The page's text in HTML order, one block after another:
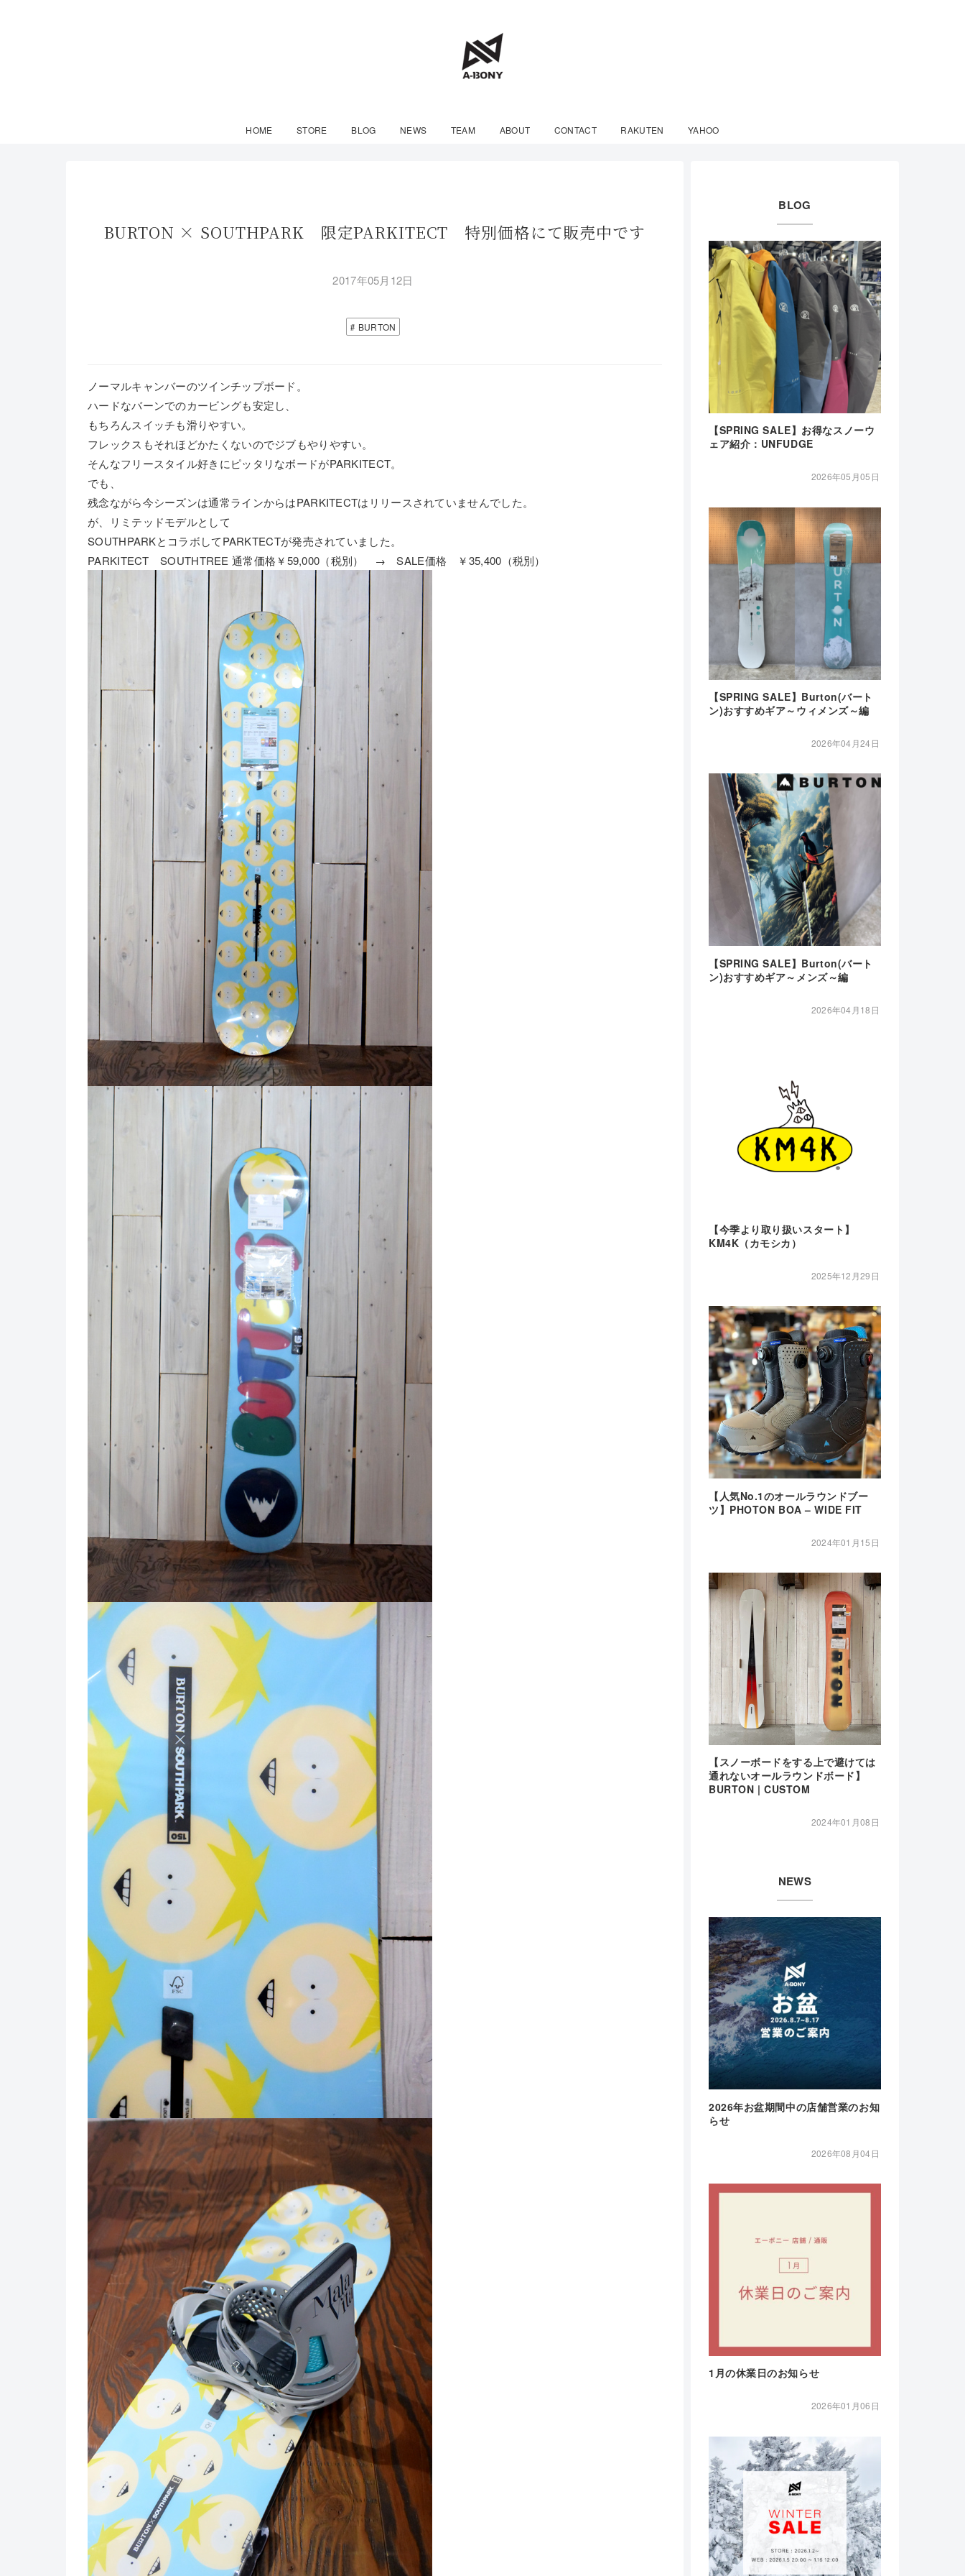
HOME STORE BLOG NEWS TEAM ABOUT CONTACT RAKUTEN YAHOO
BURTON × SOUTHPARK 限定PARKITECT 特別価格にて販売中です
2017年05月12日
BURTON
ノーマルキャンバーのツインチップボード。
ハードなバーンでのカービングも安定し、
もちろんスイッチも滑りやすい。
フレックスもそれほどかたくないのでジブもやりやすい。
そんなフリースタイル好きにピッタリなボードがPARKITECT。
でも、
残念ながら今シーズンは通常ラインからはPARKITECTはリリースされていませんでした。
が、リミテッドモデルとして
SOUTHPARKとコラボしてPARKTECTが発売されていました。
PARKITECT SOUTHTREE 通常価格￥59,000（税別） → SALE価格 ￥35,400（税別）
BLOG
【SPRING SALE】お得なスノーウ
ェア紹介：UNFUDGE
2026年05月05日
【SPRING SALE】Burton(バート
ン)おすすめギア～ウィメンズ～編
2026年04月24日
【SPRING SALE】Burton(バート
ン)おすすめギア～メンズ～編
2026年04月18日
【今季より取り扱いスタート】
KM4K（カモシカ）
2025年12月29日
【人気No.1のオールラウンドブー
ツ】PHOTON BOA – WIDE FIT
2024年01月15日
【スノーボードをする上で避けては
通れないオールラウンドボード】
BURTON | CUSTOM
2024年01月08日
NEWS
2026年お盆期間中の店舗営業のお知
らせ
2026年08月04日
1月の休業日のお知らせ
2026年01月06日